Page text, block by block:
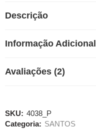
Descrição
Informação Adicional
Avaliações (2)
SKU: 4038_P
Categoria: SANTOS